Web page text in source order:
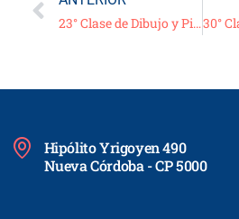
23° Clase de Dibujo y Pintura
Hipólito Yrigoyen 490
Nueva Córdoba - CP 5000